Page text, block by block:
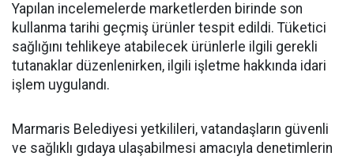
Yapılan incelemelerde marketlerden birinde son
kullanma tarihi geçmiş ürünler tespit edildi. Tüketici
sağlığını tehlikeye atabilecek ürünlerle ilgili gerekli
tutanaklar düzenlenirken, ilgili işletme hakkında idari
işlem uygulandı.
Marmaris Belediyesi yetkilileri, vatandaşların güvenli
ve sağlıklı gıdaya ulaşabilmesi amacıyla denetimlerin